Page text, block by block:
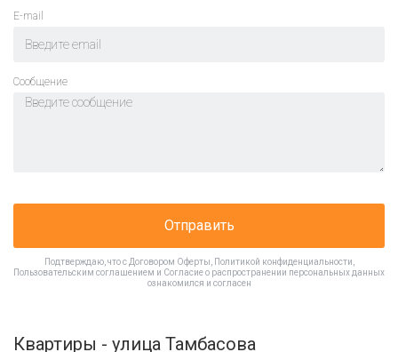
E-mail
Cообщение
Отправить
Подтверждаю, что с Договором Оферты Политикой конфиденциальности
Пользовательским соглашением и Согласие о распространении персональных данных
ознакомился и согласен
Квартиры - улица Тамбасова